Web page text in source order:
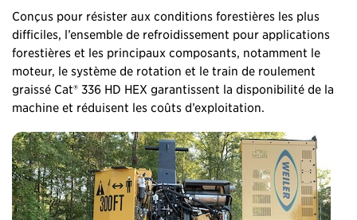
Conçus pour résister aux conditions forestières les plus
difficiles, l’ensemble de refroidissement pour applications
forestières et les principaux composants, notamment le
moteur, le système de rotation et le train de roulement
graissé Cat® 336 HD HEX garantissent la disponibilité de la
machine et réduisent les coûts d’exploitation.